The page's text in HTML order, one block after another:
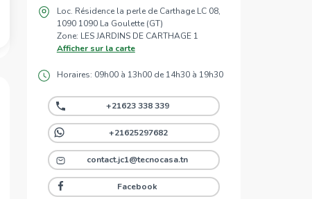
Loc. Résidence la perle de Carthage LC 08,
1090 1090 La Goulette (GT)
Zone: LES JARDINS DE CARTHAGE 1
Afficher sur la carte
Horaires: 09h00 à 13h00 de 14h30 à 19h30
+21623 338 339
+21625297682
contact.jc1@tecnocasa.tn
Facebook